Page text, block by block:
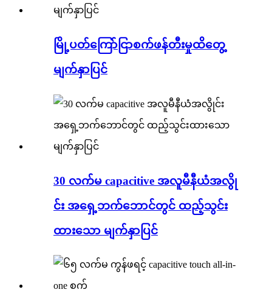
မြို့ပတ်ကြော်ငြာစက်ဖန်တီးမှုထိတွေ့
မျက်နှာပြင်
30 လက်မ capacitive အလူမီနီယံအလွို
င်း အရှေ့ဘက်ဘောင်တွင် ထည့်သွင်း
ထားသော မျက်နှာပြင်